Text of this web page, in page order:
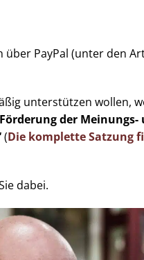
über PayPal (unter den
unterstützen wollen,
der Meinungs-
(Die komplette Satzung
dabei.